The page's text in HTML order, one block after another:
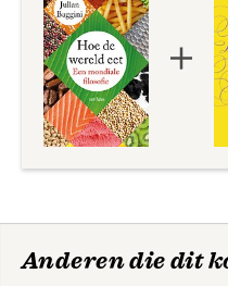
Anderen die dit